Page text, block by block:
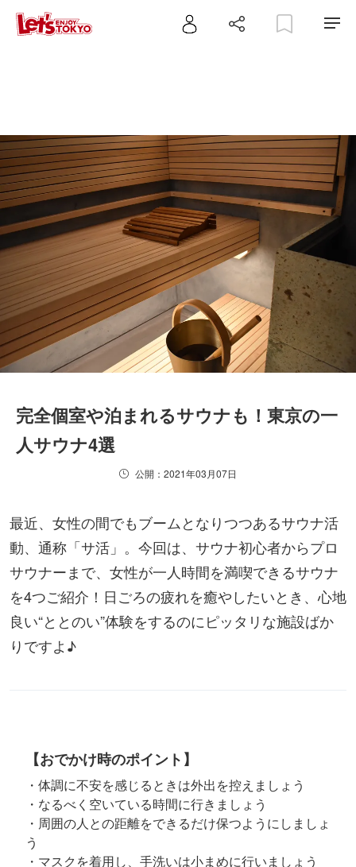
完全個室や泊まれるサウナも！東京の一
人サウナ4選
公開：2021年03月07日
最近、女性の間でもブームとなりつつあるサウナ活
動、通称「サ活」。今回は、サウナ初心者からプロ
サウナーまで、女性が一人時間を満喫できるサウナ
を4つご紹介！日ごろの疲れを癒やしたいとき、心地
良い“ととのい”体験をするのにピッタリな施設ばか
りですよ♪
【おでかけ時のポイント】
・体調に不安を感じるときは外出を控えましょう
・なるべく空いている時間に行きましょう
・周囲の人との距離をできるだけ保つようにしましょ
う
・マスクを着用し、手洗いは小まめに行いましょう